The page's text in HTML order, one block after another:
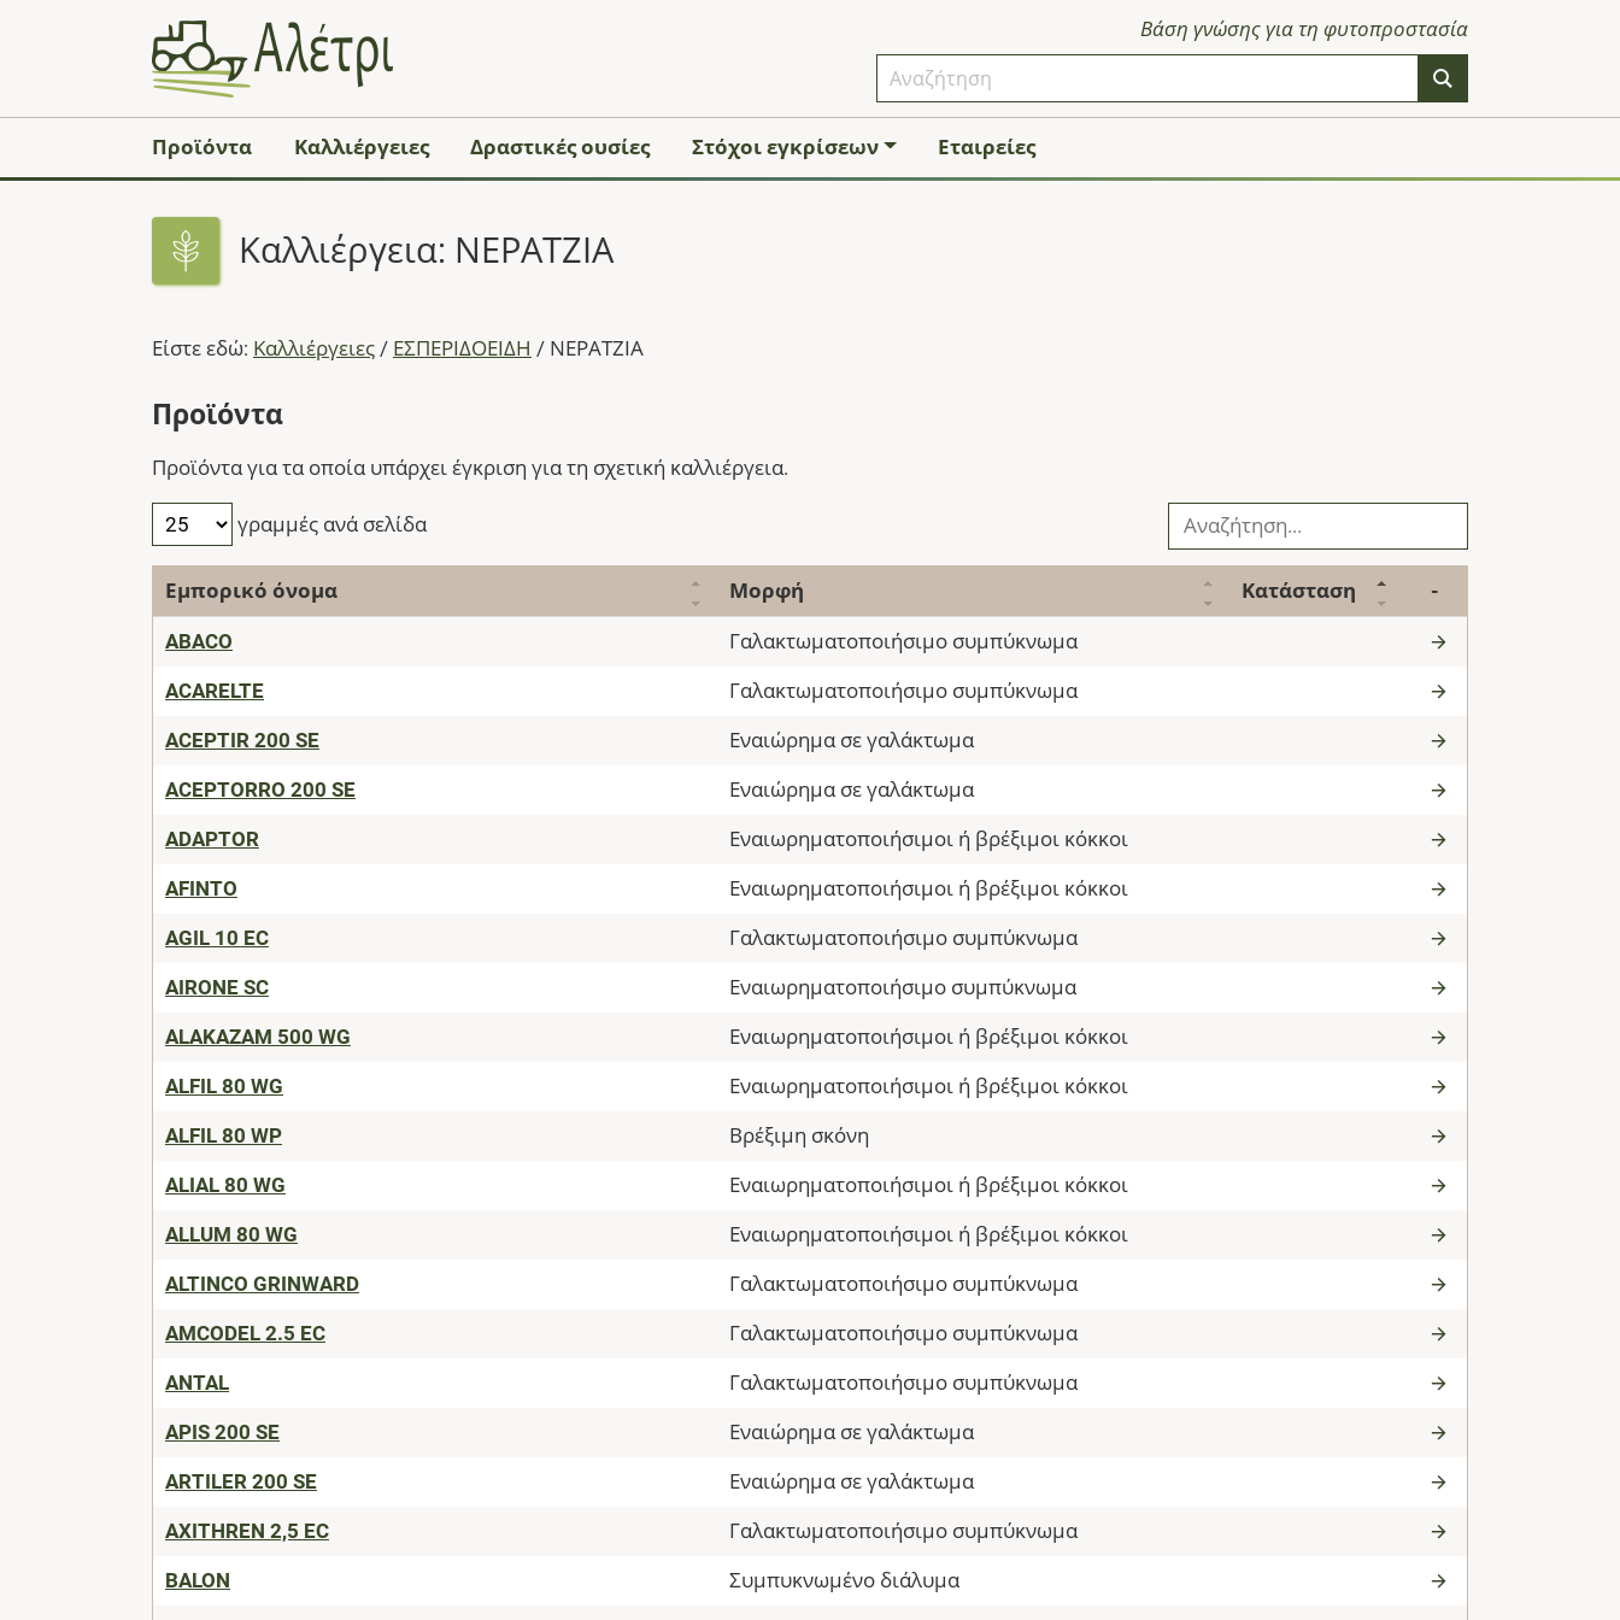
Βάση γνώσης για τη φυτοπροστασία
Προϊόντα Καλλιέργειες Δραστικές ουσίες Στόχοι εγκρίσεων Εταιρείες
Καλλιέργεια: ΝΕΡΑΤΖΙΑ
Είστε εδώ: Καλλιέργειες / ΕΣΠΕΡΙΔΟΕΙΔΗ / ΝΕΡΑΤΖΙΑ
Προϊόντα
Προϊόντα για τα οποία υπάρχει έγκριση για τη σχετική καλλιέργεια.
γραμμές ανά σελίδα
Εμπορικό όνομα Μορφή Κατάσταση -
ABACO Γαλακτωματοποιήσιμο συμπύκνωμα
ACARELTE Γαλακτωματοποιήσιμο συμπύκνωμα
ACEPTIR 200 SE Εναιώρημα σε γαλάκτωμα
ACEPTORRO 200 SE Εναιώρημα σε γαλάκτωμα
ADAPTOR Εναιωρηματοποιήσιμοι ή βρέξιμοι κόκκοι
AFINTO Εναιωρηματοποιήσιμοι ή βρέξιμοι κόκκοι
AGIL 10 EC Γαλακτωματοποιήσιμο συμπύκνωμα
AIRONE SC Εναιωρηματοποιήσιμο συμπύκνωμα
ALAKAZAM 500 WG Εναιωρηματοποιήσιμοι ή βρέξιμοι κόκκοι
ALFIL 80 WG Εναιωρηματοποιήσιμοι ή βρέξιμοι κόκκοι
ALFIL 80 WP Βρέξιμη σκόνη
ALIAL 80 WG Εναιωρηματοποιήσιμοι ή βρέξιμοι κόκκοι
ALLUM 80 WG Εναιωρηματοποιήσιμοι ή βρέξιμοι κόκκοι
ALTINCO GRINWARD Γαλακτωματοποιήσιμο συμπύκνωμα
AMCODEL 2.5 EC Γαλακτωματοποιήσιμο συμπύκνωμα
ANTAL Γαλακτωματοποιήσιμο συμπύκνωμα
APIS 200 SE Εναιώρημα σε γαλάκτωμα
ARTILER 200 SE Εναιώρημα σε γαλάκτωμα
AXITHREN 2,5 EC Γαλακτωματοποιήσιμο συμπύκνωμα
BALON Συμπυκνωμένο διάλυμα